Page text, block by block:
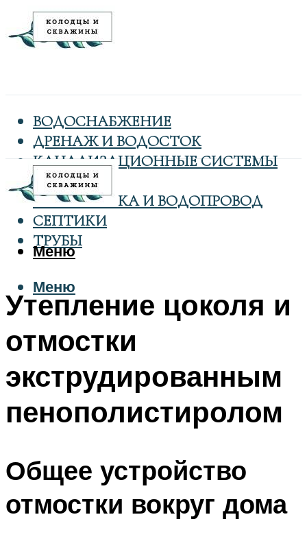
ВОДОСНАБЖЕНИЕ
ДРЕНАЖ И ВОДОСТОК
КАНАЛИЗАЦИОННЫЕ СИСТЕМЫ
КОЛОДЦЫ
САНТЕХНИКА И ВОДОПРОВОД
СЕПТИКИ
ТРУБЫ
Меню
Меню
Утепление цоколя и
отмостки
экструдированным
пенополистиролом
Общее устройство
отмостки вокруг дома